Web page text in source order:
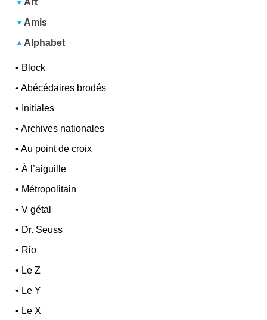
Art
Amis
Alphabet
• Block
•Abécédaires brodés
• Initiales
•Archives nationales
•Au point de croix
•À l’aiguille
• Métropolitain
•V gétal
• Dr. Seuss
• Rio
• Le Z
• Le Y
• Le X